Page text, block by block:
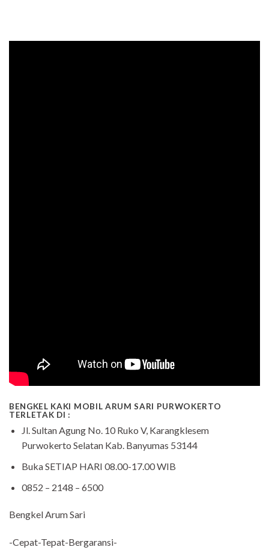
BENGKEL KAKI MOBIL ARUM SARI PURWOKERTO
TERLETAK DI :
Jl. Sultan Agung No. 10 Ruko V, Karangklesem
Purwokerto Selatan Kab. Banyumas 53144
Buka SETIAP HARI 08.00-17.00 WIB
0852 – 2148 – 6500
Bengkel Arum Sari
-Cepat-Tepat-Bergaransi-